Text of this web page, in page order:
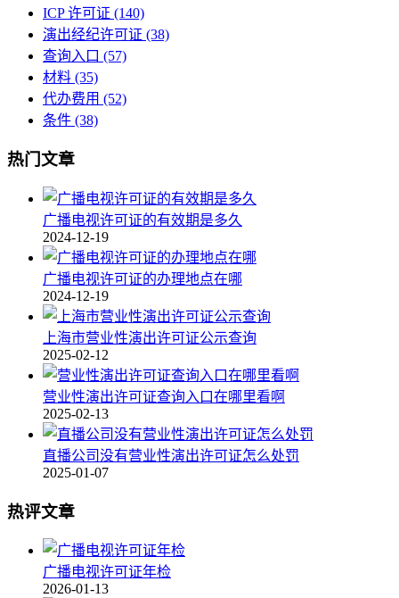
ICP 许可证 (140)
演出经纪许可证 (38)
查询入口 (57)
材料 (35)
代办费用 (52)
条件 (38)
热门文章
广播电视许可证的有效期是多久
2024-12-19
广播电视许可证的办理地点在哪
2024-12-19
上海市营业性演出许可证公示查询
2025-02-12
营业性演出许可证查询入口在哪里看啊
2025-02-13
直播公司没有营业性演出许可证怎么处罚
2025-01-07
热评文章
广播电视许可证年检
2026-01-13